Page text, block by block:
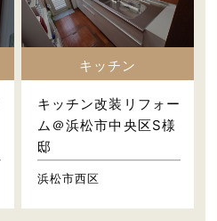
キッチン
キッチン改装リフォー
ム＠浜松市中央区S様
邸
浜松市西区